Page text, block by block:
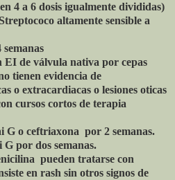
4 a 6 dosis igualmente divididas)
altamente sensible a
EI de válvula nativa por cepas
tienen evidencia de
o extracardiacas o lesiones oticas
cursos cortos de terapia
G o ceftriaxona por 2 semanas.
por dos semanas.
pueden tratarse con
en rash sin otros signos de